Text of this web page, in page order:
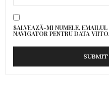
SALVEAZĂ-MI NUMELE,
NAVIGATOR PENTRU DATA